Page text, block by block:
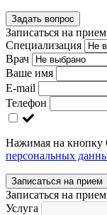
Задать вопрос
Записаться на прием
Специализация
Врач
Ваше имя
E-mail
Телефон
Нажимая на кнопку
персональных
Записаться на прием
Записаться на прием
Услуга